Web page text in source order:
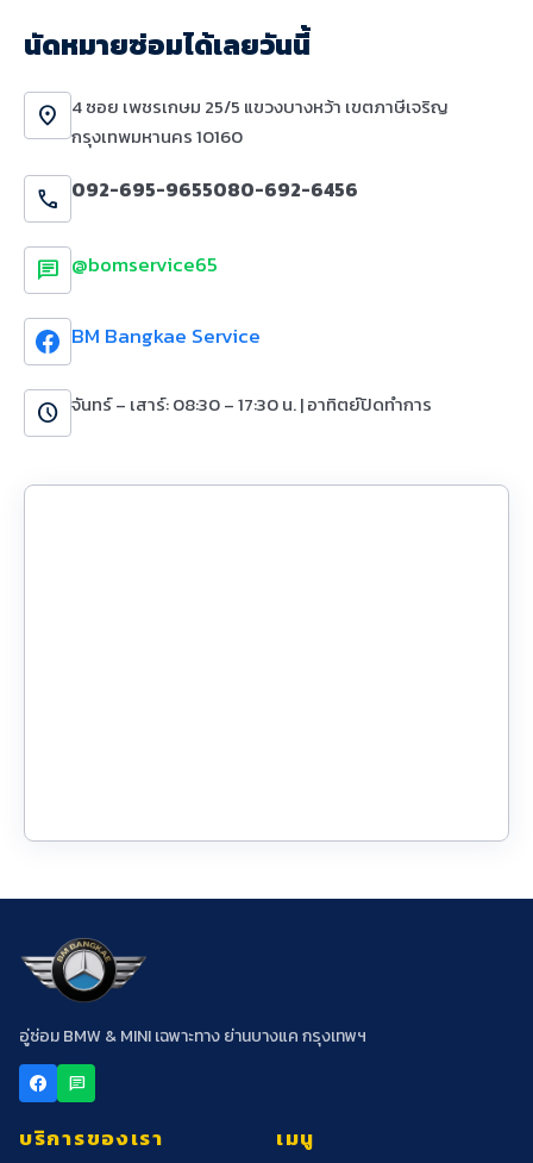
นัดหมายซ่อมได้เลยวันนี้
location_on
4 ซอย เพชรเกษม 25/5 แขวงบางหว้า เขตภาษีเจริญ
กรุงเทพมหานคร 10160
call 092-695-9655080-692-6456
chat @bomservice65
BM Bangkae Service
schedule จันทร์ – เสาร์: 08:30 – 17:30 น. | อาทิตย์ปิดทำการ
อู่ซ่อม BMW & MINI เฉพาะทาง ย่านบางแค กรุงเทพฯ
chat
บริการของเรา เมนู